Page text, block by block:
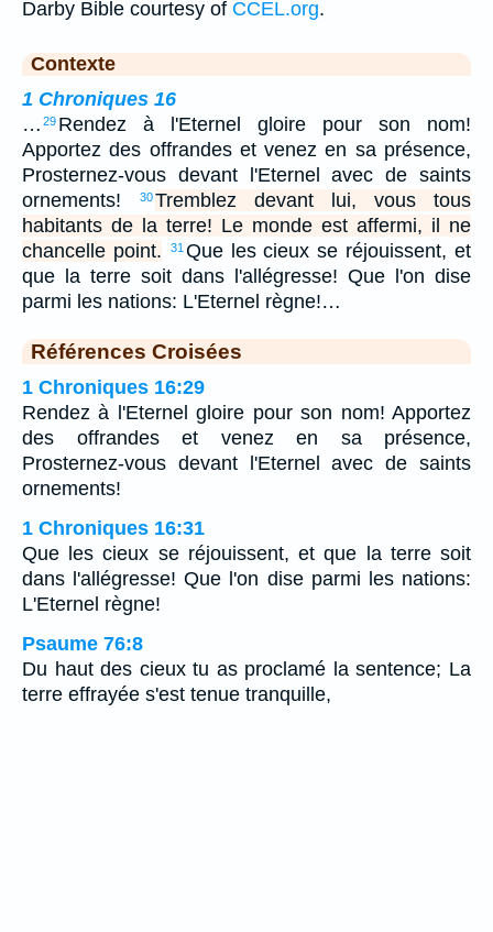
Darby Bible courtesy of CCEL.org.
Contexte
1 Chroniques 16
… 29 Rendez à l'Eternel gloire pour son nom!
Apportez des offrandes et venez en sa présence,
Prosternez-vous devant l'Eternel avec de saints
ornements!
30Tremblez devant lui, vous tous
habitants de la terre! Le monde est affermi, il ne
chancelle point.
31 Que les cieux se réjouissent, et
que la terre soit dans l'allégresse! Que l'on dise
parmi les nations: L'Eternel règne!…
Références Croisées
1 Chroniques 16:29
Rendez à l'Eternel gloire pour son nom! Apportez
des offrandes et venez en sa présence,
Prosternez-vous devant l'Eternel avec de saints
ornements!
1 Chroniques 16:31
Que les cieux se réjouissent, et que la terre soit
dans l'allégresse! Que l'on dise parmi les nations:
L'Eternel règne!
Psaume 76:8
Du haut des cieux tu as proclamé la sentence; La
terre effrayée s'est tenue tranquille,